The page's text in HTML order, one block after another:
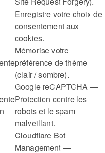
Enregistre votre choix de
consentement aux
cookies.
Mémorise votre
préférence de thème
(clair / sombre).
Google reCAPTCHA —
Protection contre les
robots et le spam
malveillant.
Cloudflare Bot
Management —